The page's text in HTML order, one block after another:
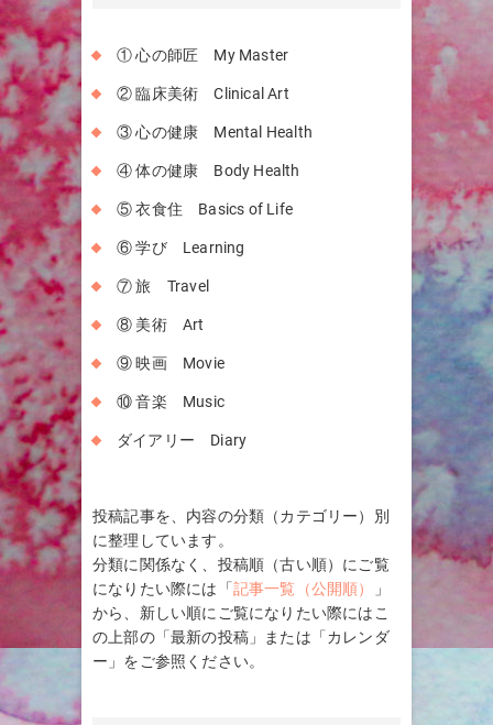
① 心の師匠 My Master
② 臨床美術 Clinical Art
③ 心の健康 Mental Health
④ 体の健康 Body Health
⑤ 衣食住 Basics of Life
⑥ 学び Learning
⑦ 旅 Travel
⑧ 美術 Art
⑨ 映画 Movie
⑩ 音楽 Music
ダイアリー Diary
投稿記事を、内容の分類（カテゴリー）別
に整理しています。
分類に関係なく、投稿順（古い順）にご覧
になりたい際には「記事一覧（公開順）
」
から、新しい順にご覧になりたい際にはこ
の上部の「最新の投稿」または「カレンダ
ー」をご参照ください。